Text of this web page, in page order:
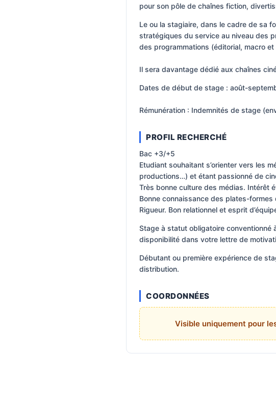
pour son pôle de chaînes fiction,
Le ou la stagiaire, dans le cadre de sa
stratégiques du service au niveau des
des programmations (éditorial, macro
Il sera davantage dédié aux chaînes
Dates de début de stage : août-
Rémunération : Indemnités de stage
PROFIL RECHERCHÉ
Bac +3/+5
Etudiant souhaitant s’orienter vers les
productions…) et étant passionné de
Très bonne culture des médias. Intérêt
Bonne connaissance des plates-formes
Rigueur. Bon relationnel et esprit
Stage à statut obligatoire conventionné
disponibilité dans votre lettre de
Débutant ou première expérience de
distribution.
COORDONNÉES
Visible uniquement pour